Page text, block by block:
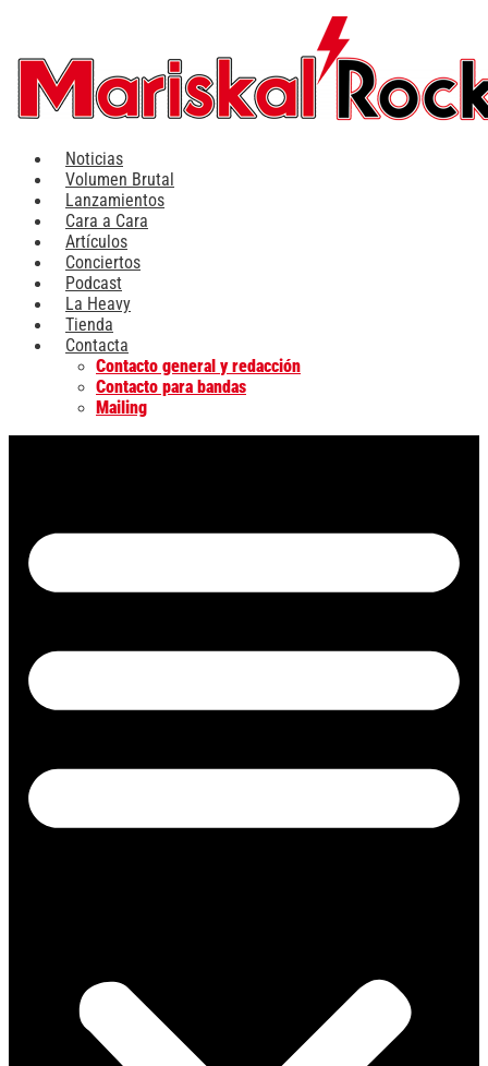
contenido
Noticias
Volumen Brutal
Lanzamientos
Cara a Cara
Artículos
Conciertos
Podcast
La Heavy
Tienda
Contacta
Contacto general y redacción
Contacto para bandas
Mailing